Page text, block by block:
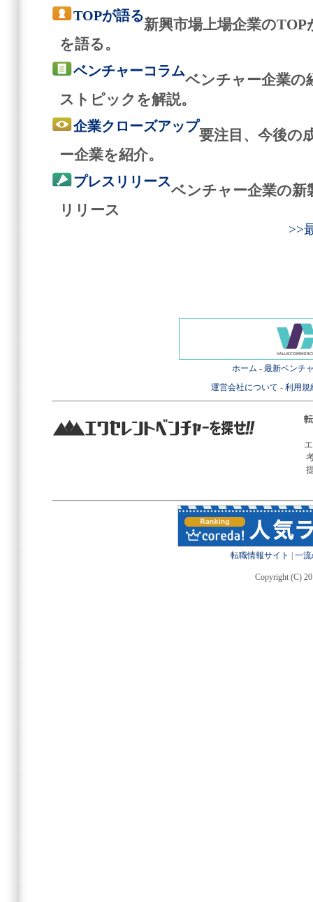
TOPが語る
新興市場上場企業の
を語る。
ベンチャーコラム
ベンチャー企業の
ストピックを解説。
企業クローズアップ
要注目、今後の
ー企業を紹介。
プレスリリース
ベンチャー企業の新
リリース
>>
ホーム - 最新ベンチ
運営会社について - 利用規
転職情報サイト 一
Copyright (C)